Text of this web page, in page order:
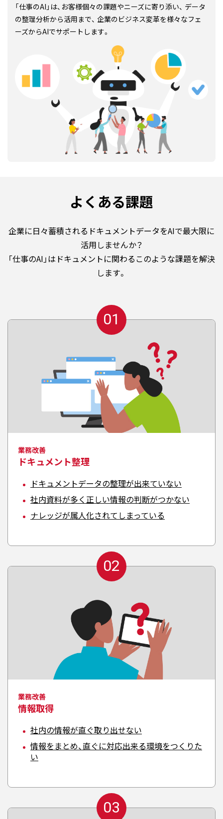
「仕事のAI」は、お客様個々の課題やニーズに寄り添い、 データ
の整理分析から活用まで、 企業のビジネス変革を様々なフェ
ーズからAIでサポートします。
よくある課題
企業に日々蓄積されるドキュメントデータをAIで最大限に
活用しませんか？
「仕事のAI」はドキュメントに関わるこのような課題を解決
します。
01
業務改善
ドキュメント整理
ドキュメントデータの整理が出来ていない
社内資料が多く正しい情報の判断がつかない
ナレッジが属人化されてしまっている
02
業務改善
情報取得
社内の情報が直ぐ取り出せない
情報をまとめ、直ぐに対応出来る環境をつくりた
い
03